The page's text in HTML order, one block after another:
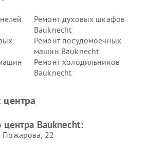
Ремонт духовых шкафов
Bauknecht
Ремонт посудомоечных
машин Bauknecht
Ремонт холодильников
Bauknecht
центра
центра Bauknecht:
Пожарова, 22